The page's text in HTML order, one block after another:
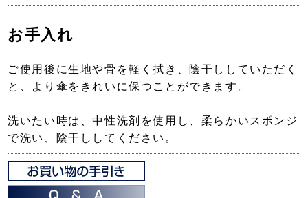
お手入れ
ご使用後に生地や骨を軽く拭き、陰干ししていただく
と、より傘をきれいに保つことができます。
洗いたい時は、中性洗剤を使用し、柔らかいスポンジ
で洗い、陰干ししてください。